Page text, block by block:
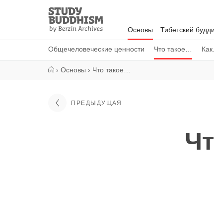
Study
Buddhism
Home
Основы
Общечеловеческие ценности Что такое…
Тибетский
› Основы › Что такое…
ПРЕДЫДУЩАЯ